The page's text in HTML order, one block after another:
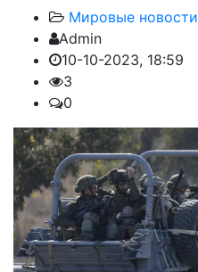
Мировые новости
Admin
10-10-2023, 18:59
3
0